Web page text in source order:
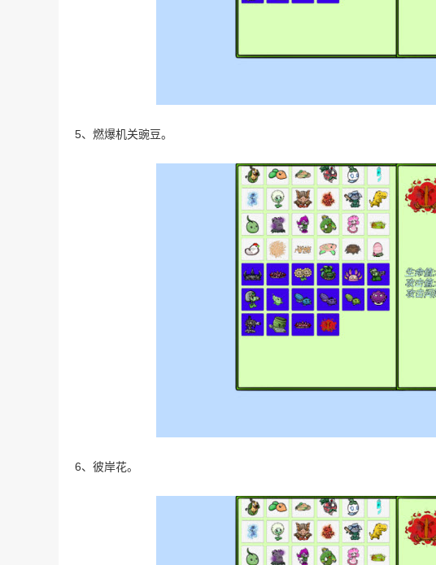
5、燃爆机关豌豆。
6、彼岸花。